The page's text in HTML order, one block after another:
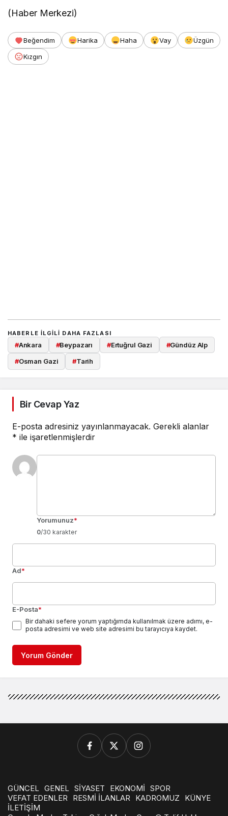
(Haber Merkezi)
Beğendim Harika Haha Vay
Üzgün
Kızgın
HABERLE ILGILI DAHA FAZLASI
#Ankara #Beypazarı #Ertuğrul Gazi #Gündüz Alp
#Osman Gazi #Tarih
Bir Cevap Yaz
E-posta adresiniz yayınlanmayacak. Gerekli alanlar
* ile işaretlenmişlerdir
Yorumunuz*
0/30 karakter
Ad*
E-Posta*
Bir dahaki sefere yorum yaptığımda kullanılmak üzere adımı, e-
posta adresimi ve web site adresimi bu tarayıcıya kaydet.
Yorum Gönder
GÜNCEL GENEL SİYASET EKONOMİ SPOR
VEFAT EDENLER
RESMİ İLANLAR KADROMUZ
KÜNYE
İLETİŞİM